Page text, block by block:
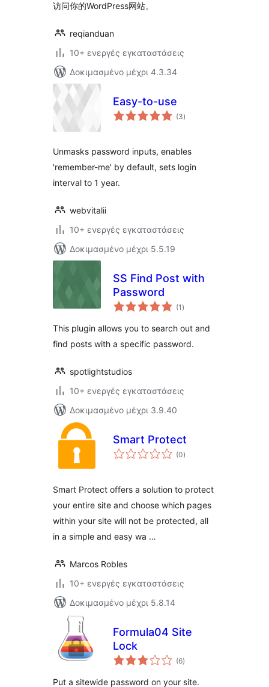
访问你的WordPress网站。
reqianduan
10+ ενεργές εγκαταστάσεις
Δοκιμασμένο μέχρι 4.3.34
Easy-to-use
(3αξιολογήσεις
σύνολο
)
Unmasks password inputs, enables
'remember-me' by default, sets login
interval to 1 year.
webvitalii
10+ ενεργές εγκαταστάσεις
Δοκιμασμένο μέχρι 5.5.19
SS Find Post with
Password
(1 αξιολογήσεις
σύνολο
)
This plugin allows you to search out and
find posts with a specific password.
spotlightstudios
10+ ενεργές εγκαταστάσεις
Δοκιμασμένο μέχρι 3.9.40
Smart Protect
(0αξιολογήσεις
σύνολο
)
Smart Protect offers a solution to protect
your entire site and choose which pages
within your site will not be protected, all
in a simple and easy wa …
Marcos Robles
10+ ενεργές εγκαταστάσεις
Δοκιμασμένο μέχρι 5.8.14
Formula04 Site
Lock
(6αξιολογήσεις
σύνολο
)
Put a sitewide password on your site.